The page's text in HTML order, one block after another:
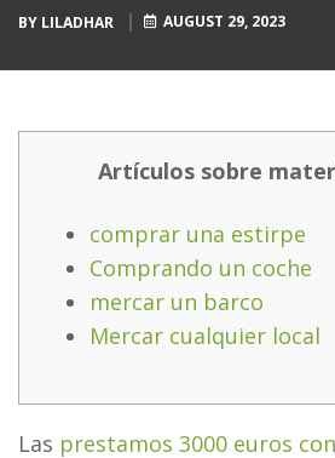
BY LILADHAR AUGUST 29, 2023
Artículos sobre
comprar una estirpe
Comprando un coche
mercar un barco
Mercar cualquier local
Las prestamos 3000 euros